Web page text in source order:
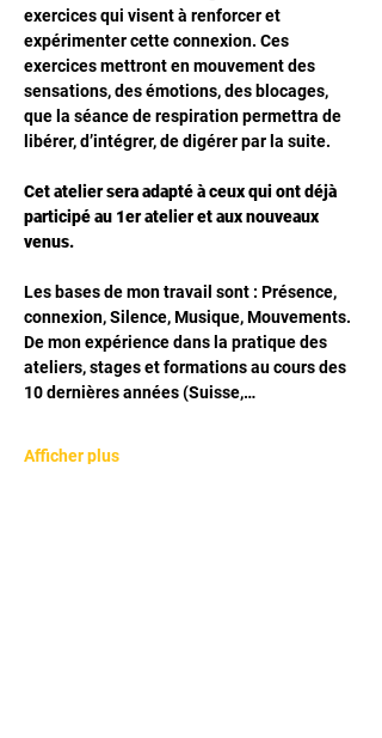
exercices qui visent à renforcer et
expérimenter cette connexion. Ces
exercices mettront en mouvement des
sensations, des émotions, des blocages,
que la séance de respiration permettra de
libérer, d’intégrer, de digérer par la suite.
Cet atelier sera adapté à ceux qui ont déjà
participé au 1er atelier et aux nouveaux
venus.
Les bases de mon travail sont : Présence,
connexion, Silence, Musique, Mouvements.
De mon expérience dans la pratique des
ateliers, stages et formations au cours des
10 dernières années (Suisse,…
Afficher plus